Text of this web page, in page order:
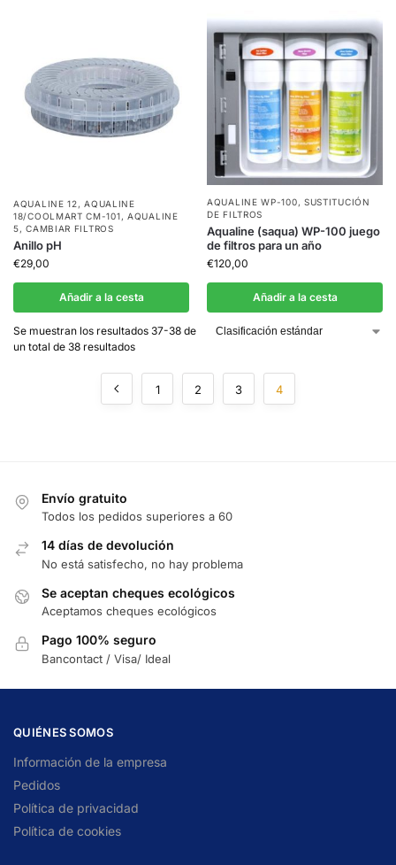
AQUALINE 12,AQUALINE
18/COOLMART CM-101,AQUALINE
5,CAMBIAR FILTROS
Anillo pH
€29,00
Añadir a la cesta
AQUALINE WP-100, SUSTITUCIÓN
DE FILTROS
Aqualine (saqua) WP-100 juego
de filtros para un año
€120,00
Añadir a la cesta
Se muestran los resultados 37-38 de
un total de 38 resultados
1 2 3 4
Envío gratuito
Todos los pedidos superiores a 60
14 días de devolución
No está satisfecho, no hay problema
Se aceptan cheques ecológicos
Aceptamos cheques ecológicos
Pago 100% seguro
Bancontact / Visa/ Ideal
QUIÉNES SOMOS
Información de la empresa
Pedidos
Política de privacidad
Política de cookies